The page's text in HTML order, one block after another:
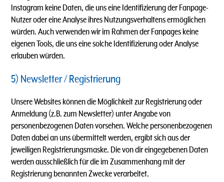
Instagram keine Daten, die uns eine Identifizierung der Fanpage-
Nutzer oder eine Analyse ihres Nutzungsverhaltens ermöglichen
würden. Auch verwenden wir im Rahmen der Fanpages keine
eigenen Tools, die uns eine solche Identifizierung oder Analyse
erlauben würden.
5) Newsletter / Registrierung
Unsere Websites können die Möglichkeit zur Registrierung oder
Anmeldung (z.B. zum Newsletter) unter Angabe von
personenbezogenen Daten vorsehen. Welche personenbezogenen
Daten dabei an uns übermittelt werden, ergibt sich aus der
jeweiligen Registrierungsmaske. Die von dir eingegebenen Daten
werden ausschließlich für die im Zusammenhang mit der
Registrierung benannten Zwecke verarbeitet.